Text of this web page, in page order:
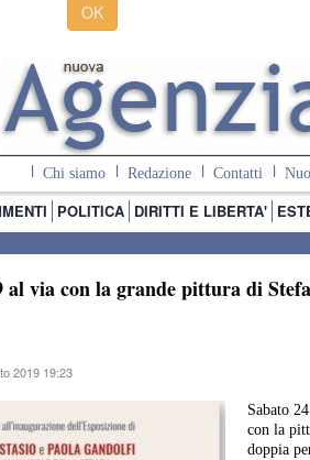
OK
Chi siamo Redazione Contatti
POLITICA DIRITTI E LIBERTA'
al via con la grande pittura di
2019 19:23
Sabato
con la
doppia